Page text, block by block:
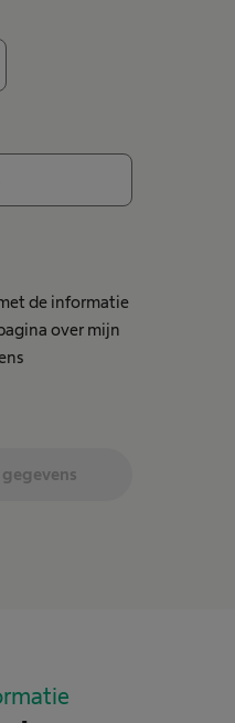
de informatie
over mijn